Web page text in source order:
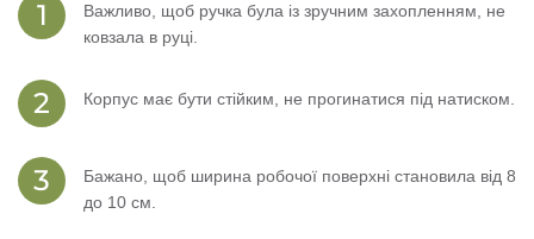
Важливо, щоб ручка була із зручним захопленням, не
ковзала в руці.
Корпус має бути стійким, не прогинатися під натиском.
Бажано, щоб ширина робочої поверхні становила від 8
до 10 см.